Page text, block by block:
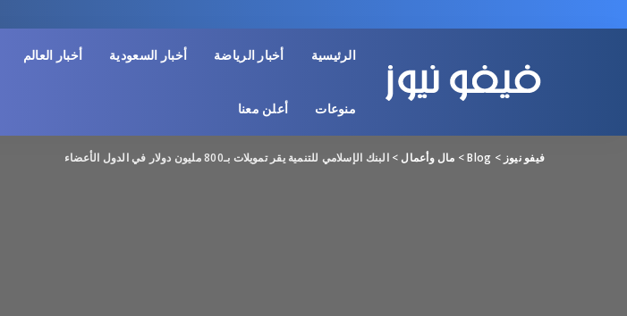
الرئيسية أخبار الرياضة أخبار السعودية أخبار العالم
منوعات أعلن معنا
فيفو نيوز >
Blog
> مال وأعمال >البنك الإسلامي للتنمية يقر تمويلات بـ800 مليون دولار في الدول الأعضاء